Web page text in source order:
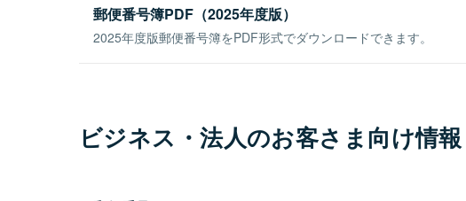
郵便番号簿PDF（2025年度版）
2025年度版郵便番号簿をPDF形式でダウンロードできます。
ビジネス・法人のお客さま向け情報